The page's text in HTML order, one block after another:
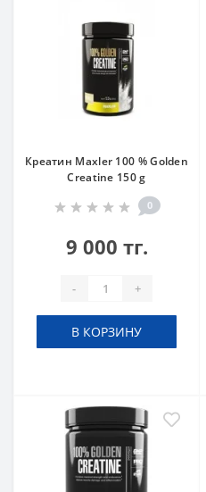
Креатин Maxler 100 % Golden
Creatine 150 g
0
9 000 тг.
- +
В КОРЗИНУ